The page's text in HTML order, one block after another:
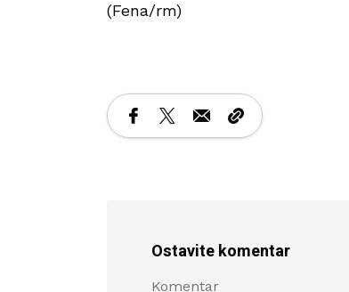
(Fena/rm)
Ostavite komentar